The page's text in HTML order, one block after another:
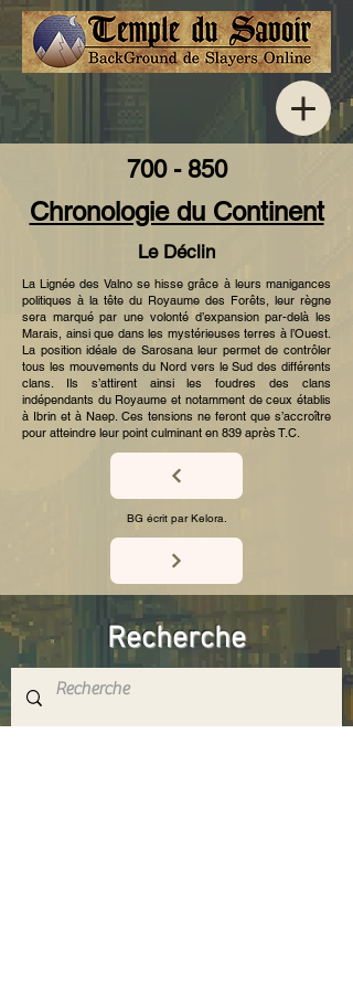
700 - 850
Chronologie du Continent
Le Déclin
La Lignée des Valno se hisse grâce à leurs manigances
politiques à la tête du Royaume des Forêts, leur règne
sera marqué par une volonté d’expansion par-delà les
Marais, ainsi que dans les mystérieuses terres à l’Ouest.
La position idéale de Sarosana leur permet de contrôler
tous les mouvements du Nord vers le Sud des différents
clans. Ils s’attirent ainsi les foudres des clans
indépendants du Royaume et notamment de ceux établis
à Ibrin et à Naep. Ces tensions ne feront que s’accroître
pour atteindre leur point culminant en 839 après T.C.
BG écrit par Kelora.
Recherche